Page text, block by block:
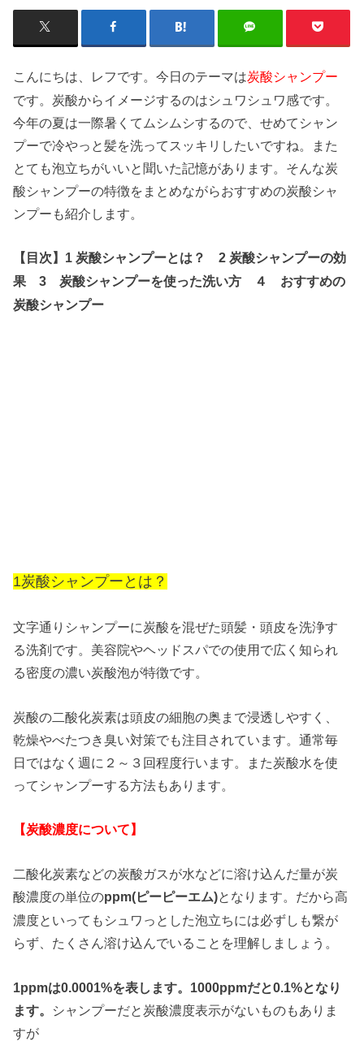
こんにちは、レフです。今日のテーマは炭酸シャンプー
です。炭酸からイメージするのはシュワシュワ感です。
今年の夏は一際暑くてムシムシするので、せめてシャン
プーで冷やっと髪を洗ってスッキリしたいですね。また
とても泡立ちがいいと聞いた記憶があります。そんな炭
酸シャンプーの特徴をまとめながらおすすめの炭酸シャ
ンプーも紹介します。
【目次】1 炭酸シャンプーとは？ 2 炭酸シャンプーの効
果 3 炭酸シャンプーを使った洗い方 ４ おすすめの
炭酸シャンプー
1炭酸シャンプーとは？
文字通りシャンプーに炭酸を混ぜた頭髪・頭皮を洗浄す
る洗剤です。美容院やヘッドスパでの使用で広く知られ
る密度の濃い炭酸泡が特徴です。
炭酸の二酸化炭素は頭皮の細胞の奥まで浸透しやすく、
乾燥やべたつき臭い対策でも注目されています。通常毎
日ではなく週に２～３回程度行います。また炭酸水を使
ってシャンプーする方法もあります。
【炭酸濃度について】
二酸化炭素などの炭酸ガスが水などに溶け込んだ量が炭
酸濃度の単位のppm(ピーピーエム)となります。だから高
濃度といってもシュワっとした泡立ちには必ずしも繋が
らず、たくさん溶け込んでいることを理解しましょう。
1ppmは0.0001%を表します。1000ppmだと0.1%となり
ます。 シャンプーだと炭酸濃度表示がないものもありま
すが